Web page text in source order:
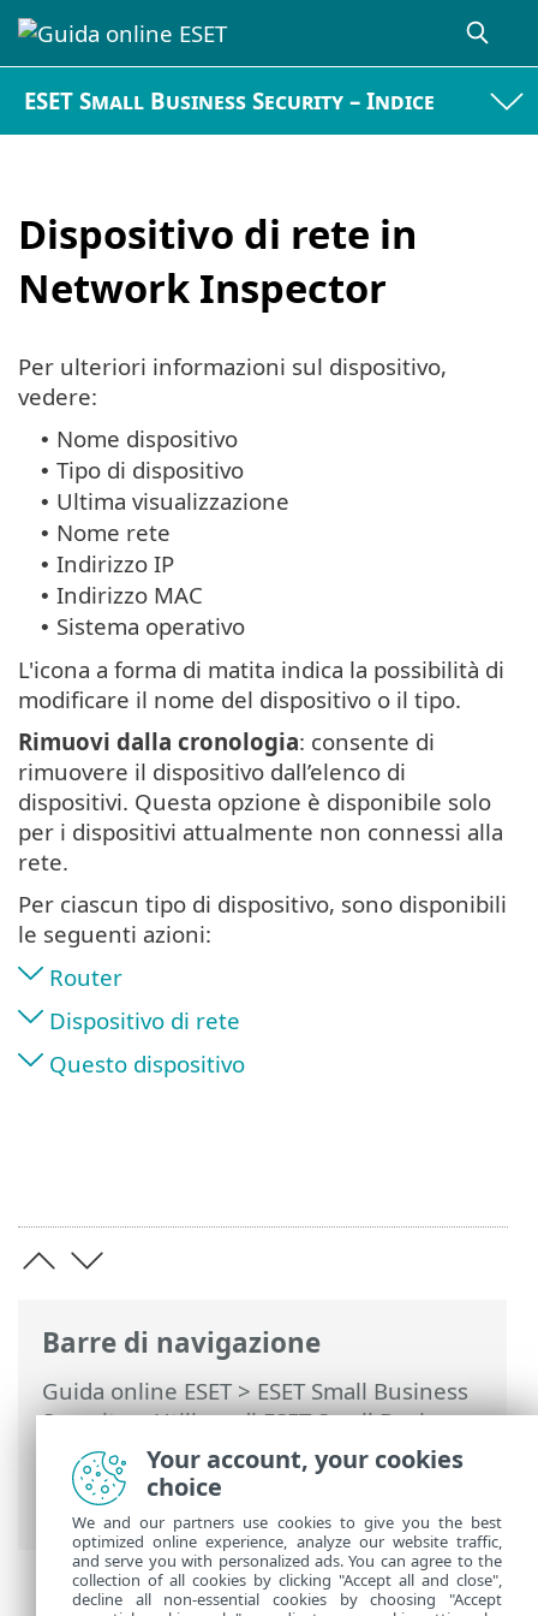
ESET Small Business Security – Indice
Dispositivo di rete in
Network Inspector
Barre di navigazione
Guida online ESET>ESET Small Business
Security>Utilizzo di ESET Small Business
Security
>Strumenti>Network
Inspector
> Dispositivo di rete in Network
Inspector
Per ulteriori informazioni sul dispositivo,
vedere:
• Nome dispositivo
• Tipo di dispositivo
• Ultima visualizzazione
• Nome rete
• Indirizzo IP
• Indirizzo MAC
• Sistema operativo
L'icona a forma di matita indica la possibilità di
modificare il nome del dispositivo o il tipo.
Rimuovi dalla cronologia: consente di
rimuovere il dispositivo dall’elenco di
dispositivi. Questa opzione è disponibile solo
per i dispositivi attualmente non connessi alla
rete.
Per ciascun tipo di dispositivo, sono disponibili
le seguenti azioni:
Router
Dispositivo di rete
Questo dispositivo
Your account, your cookies
choice
We and our partners use cookies to give you the best
optimized online experience, analyze our website traffic,
and serve you with personalized ads. You can agree to the
collection of all cookies by clicking "Accept all and close",
decline all non-essential cookies by choosing "Accept